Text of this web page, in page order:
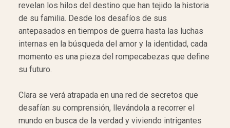
revelan los hilos del destino que han tejido la historia
de su familia. Desde los desafíos de sus
antepasados en tiempos de guerra hasta las luchas
internas en la búsqueda del amor y la identidad, cada
momento es una pieza del rompecabezas que define
su futuro.
Clara se verá atrapada en una red de secretos que
desafían su comprensión, llevándola a recorrer el
mundo en busca de la verdad y viviendo intrigantes